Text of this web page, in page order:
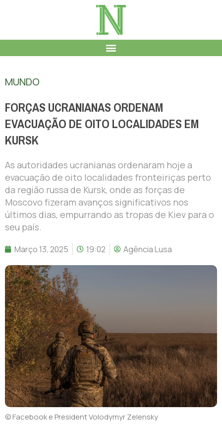
MUNDO
FORÇAS UCRANIANAS ORDENAM
EVACUAÇÃO DE OITO LOCALIDADES EM
KURSK
As autoridades ucranianas ordenaram hoje a
evacuação de oito localidades fronteiriças perto
da região russa de Kursk, onde as forças de
Moscovo fizeram avanços significativos nos
últimos dias, empurrando as tropas de Kiev para o
seu país.
Março 13, 2025 19:02 Agência Lusa
© Facebook e President Volodymyr Zelensky